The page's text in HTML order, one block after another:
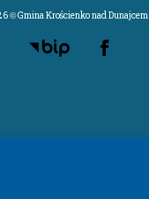
© Gmina Krościenko nad Dunajcem